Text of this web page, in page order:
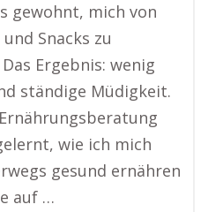
gewohnt, mich von
Snacks zu
Ergebnis: wenig
ständige Müdigkeit.
wie ich mich
gesund ernähren
auf …